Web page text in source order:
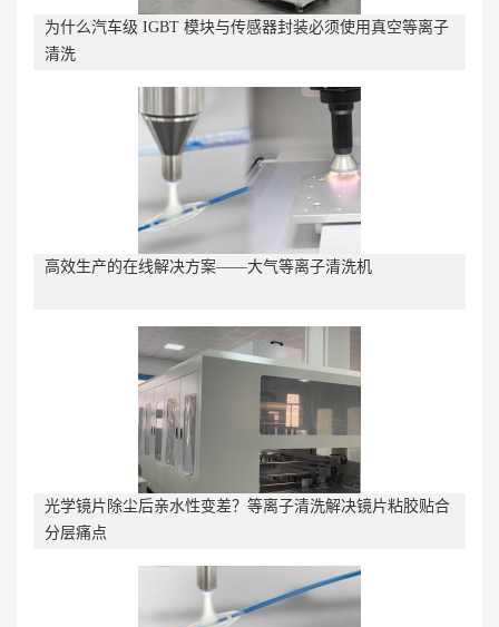
为什么汽车级 IGBT 模块与传感器封装必须使用真空等离子
清洗
高效生产的在线解决方案——大气等离子清洗机
光学镜片除尘后亲水性变差？等离子清洗解决镜片粘胶贴合
分层痛点